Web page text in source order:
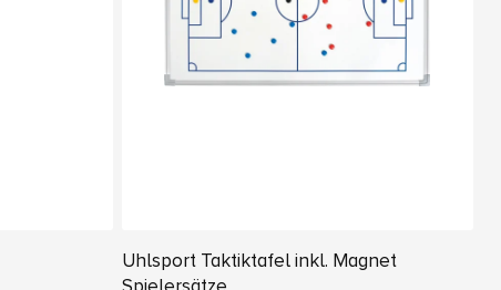
Uhlsport Taktiktafel inkl. Magnet